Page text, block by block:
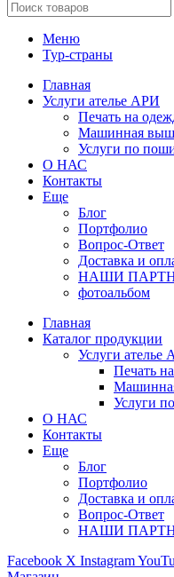
Меню
Тур-страны
Главная
Услуги ателье АРИ
Печать на
Машинная
Услуги по
О НАС
Контакты
Еще
Блог
Портфолио
Вопрос-Ответ
Доставка и
НАШИ
фотоальбом
Главная
Каталог продукции
Услуги ателье
Печать
Услуги
О НАС
Контакты
Еще
Блог
Портфолио
Доставка и
Вопрос-Ответ
НАШИ
Facebook X Instagram